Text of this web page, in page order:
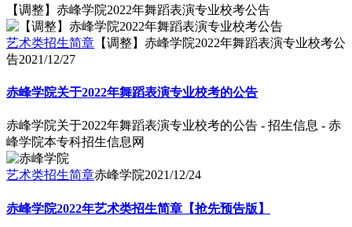
【调整】赤峰学院2022年舞蹈表演专业校考公告
艺术类招生简章 【调整】赤峰学院2022年舞蹈表演专业校考公
告2021/12/27
赤峰学院关于2022年舞蹈表演专业校考的公告
赤峰学院关于2022年舞蹈表演专业校考的公告 - 招生信息 - 赤
峰学院本专科招生信息网
艺术类招生简章赤峰学院2021/12/24
赤峰学院2022年艺术类招生简章【抢先预告版】